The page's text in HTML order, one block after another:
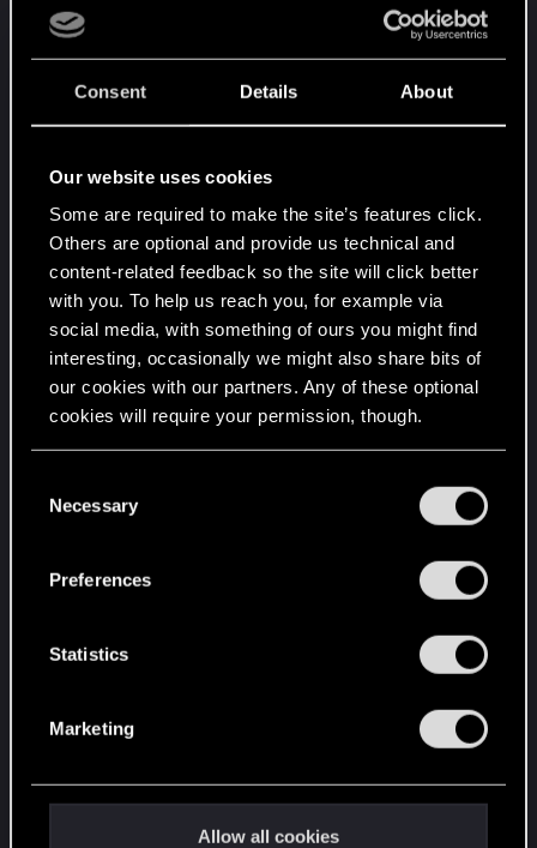
Consent Details About
Our website uses cookies
Some are required to make the site’s features click.
Others are optional and provide us technical and
content-related feedback so the site will click better
with you. To help us reach you, for example via
social media, with something of ours you might find
interesting, occasionally we might also share bits of
our cookies with our partners. Any of these optional
cookies will require your permission, though.
and tweak your preferences regarding them in the
Necessary
Preferences
Statistics
Marketing
Allow all cookies
Mont Saint-Michel, Francia -Thoila Bentz